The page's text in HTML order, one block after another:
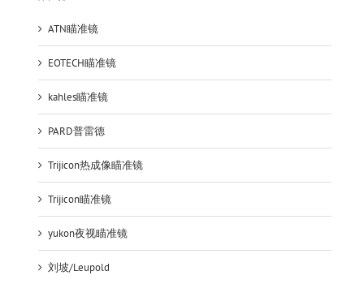
ATN瞄准镜
EOTECH瞄准镜
kahles瞄准镜
PARD普雷德
Trijicon热成像瞄准镜
Trijicon瞄准镜
yukon夜视瞄准镜
刘坡/Leupold